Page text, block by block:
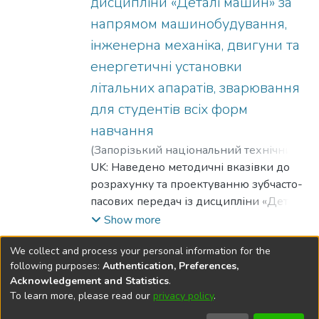
Отраслевое машиностроение
образовательная программа
«Подъемно-транспортные, дорожные,
строительные, мелиоративные машины
и оборудование» для всех форм
обучения «Расчет передвижного
ленточного конвейера "
engineering design"
RU: Приведены методические
рекомендации для выполнения
лабораторных работ для студентов
дневного и заочного отделения по
дисциплине «Детали машин и основы
конструирования»
напрямом машинобудування,
інженерна механіка, двигуни та
енергетичні установки
літальних апаратів, зварювання
для студентів всіх форм
навчання
(Запорізький національний технічний
університет,2018)Носенко, Михайло
Іванович;Nosenko, Mukhaylo I. ;Носенко,
Михаил Иванович; Задоя, Наталя
Олександрівна
Задоя, Наталья Александровна
UK: Наведено методичні вказівки до
розрахунку та проектуванню зубчасто-
пасових передач із дисципліни «Деталі
машин» за напрямом машинобудування,
інженерна механіка, двигуни та
енергетичні установки літальних
апаратів, зварювання для студентів всіх
форм навчання
EN: The methodical recommendations for
Show more
« 1(current)
2 »
DSpace softwarecopyright © 2002-2026
We collect and process your personal information for the
following purposes: Authentication, Preferences,
Acknowledgement and Statistics.
To learn more, please read our privacy policy.